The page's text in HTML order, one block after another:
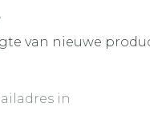
van nieuwe